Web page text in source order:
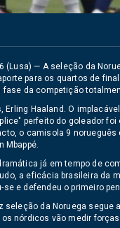
(Lusa) — A seleção da
para os quartos de
fase da competição
Haaland. O
perfeito do goleador
o camisola 9
Mbappé.
já em tempo de
a eficácia brasileira da
e defendeu o primeiro
da Noruega segue
nórdicos vão medir